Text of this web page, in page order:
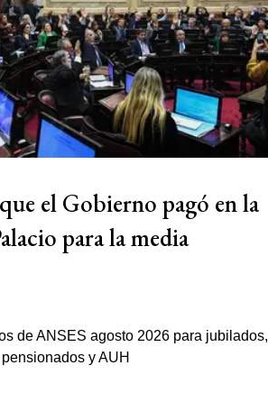
el Gobierno pagó en la
para la media